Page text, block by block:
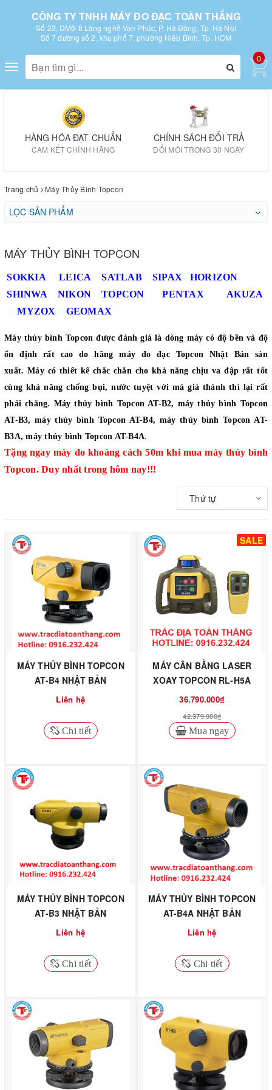
CÔNG TY TNHH MÁY ĐO ĐẠC TOÀN THẮNG
Số 23, DM6-8 Làng nghề Vạn Phúc, P. Hà Đông, Tp. Hà Nội
Số 7 đường số 2, khu phố 7, phường Hiệp Bình, Tp. HCM
Toggle
navigation
0
HÀNG HÓA ĐẠT CHUẨN
CAM KẾT CHÍNH HÃNG
CHÍNH SÁCH ĐỔI TRẢ
ĐỔI MỚI TRONG 30 NGÀY
Trang chủ Máy Thủy Bình Topcon
LỌC SẢN PHẨM
MÁY THỦY BÌNH TOPCON
SOKKIA LEICA SATLAB SIPAX
HORIZON
SHINWA
NIKON TOPCON PENTAX
AKUZA
MYZOX
GEOMAX
Máy thủy bình Topcon được đánh giá là dòng máy có độ bền và độ
ổn định rất cao do hãng máy đo đạc Topcon Nhật Bản sản
xuất. Máy có thiết kế chắc chắn cho khả năng chịu va đập rất tốt
cùng khả năng chống bụi, nước tuyệt vời mà giá thành thì lại rất
phải chăng. Máy thủy bình Topcon AT-B2, máy thủy bình Topcon
AT-B3,máy thủy bình Topcon AT-B4, máy thủy bình Topcon AT-
B3A,máy thủy bình Topcon AT-B4A.
Tặng ngay máy đo khoảng cách 50m khi mua máy thủy bình
Topcon. Duy nhất trong hôm nay!!!
Thứ tự
MÁY THỦY BÌNH TOPCON
AT-B4 NHẬT BẢN
Liên hệ
Chi tiết
SALE
MÁY CÂN BẰNG LASER
XOAY TOPCON RL-H5A
36.790.000₫
42.379.000₫
Mua ngay
MÁY THỦY BÌNH TOPCON
AT-B3 NHẬT BẢN
Liên hệ
Chi tiết
MÁY THỦY BÌNH TOPCON
AT-B4A NHẬT BẢN
Liên hệ
Chi tiết